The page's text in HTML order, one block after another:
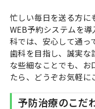
忙しい毎日を送る方に
WEB予約システムを
科では、安心して通っ
歯科を目指し、誠実な
な些細なことでも、お
たら、どうぞお気軽に
予防治療のこだ